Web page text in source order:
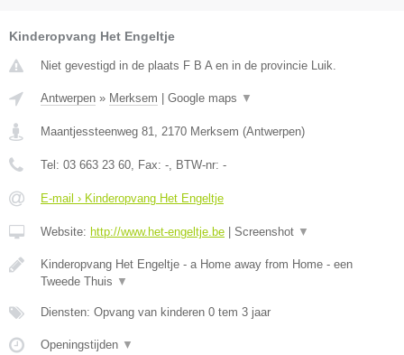
Kinderopvang Het Engeltje
Niet gevestigd in de plaats F B A en in de provincie Luik.
Antwerpen » Merksem Google maps ▼
Maantjessteenweg 81 2170 Merksem (Antwerpen)
Tel: 03 663 23 60 , Fax: - , BTW-nr: -
E-mail › Kinderopvang Het Engeltje
Website: http://www.het-engeltje.be Screenshot ▼
Kinderopvang Het Engeltje - a Home away from Home - een
Tweede Thuis ▼
Diensten: Opvang van kinderen 0 tem 3 jaar
Openingstijden ▼